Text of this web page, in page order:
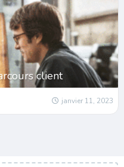
client
janvier 11, 2023